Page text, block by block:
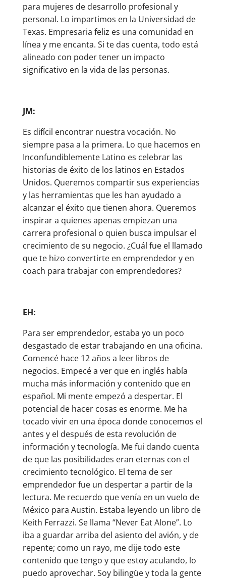
para mujeres de desarrollo profesional y
personal. Lo impartimos en la Universidad de
Texas. Empresaria feliz es una comunidad en
línea y me encanta. Si te das cuenta, todo está
alineado con poder tener un impacto
significativo en la vida de las personas.
JM:
Es difícil encontrar nuestra vocación. No
siempre pasa a la primera. Lo que hacemos en
Inconfundiblemente Latino es celebrar las
historias de éxito de los latinos en Estados
Unidos. Queremos compartir sus experiencias
y las herramientas que les han ayudado a
alcanzar el éxito que tienen ahora. Queremos
inspirar a quienes apenas empiezan una
carrera profesional o quien busca impulsar el
crecimiento de su negocio. ¿Cuál fue el llamado
que te hizo convertirte en emprendedor y en
coach para trabajar con emprendedores?
EH:
Para ser emprendedor, estaba yo un poco
desgastado de estar trabajando en una oficina.
Comencé hace 12 años a leer libros de
negocios. Empecé a ver que en inglés había
mucha más información y contenido que en
español. Mi mente empezó a despertar. El
potencial de hacer cosas es enorme. Me ha
tocado vivir en una época donde conocemos el
antes y el después de esta revolución de
información y tecnología. Me fui dando cuenta
de que las posibilidades eran eternas con el
crecimiento tecnológico. El tema de ser
emprendedor fue un despertar a partir de la
lectura. Me recuerdo que venía en un vuelo de
México para Austin. Estaba leyendo un libro de
Keith Ferrazzi. Se llama “Never Eat Alone”. Lo
iba a guardar arriba del asiento del avión, y de
repente; como un rayo, me dije todo este
contenido que tengo y que estoy aculando, lo
puedo aprovechar. Soy bilingüe y toda la gente